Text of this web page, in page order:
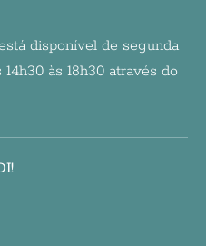
disponível de segunda
às 18h30 através do